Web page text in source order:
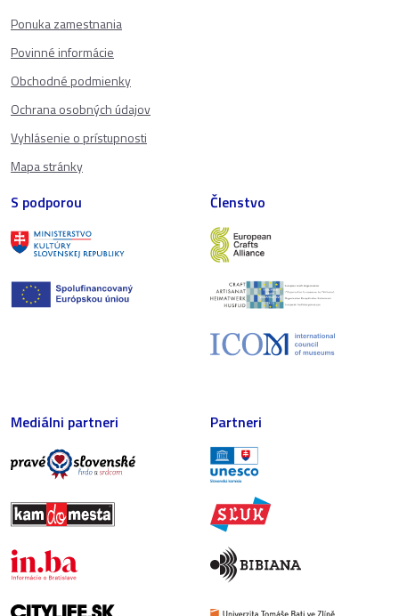
Ponuka zamestnania
Povinné informácie
Obchodné podmienky
Ochrana osobných údajov
Vyhlásenie o prístupnosti
Mapa stránky
S podporou Členstvo
Mediálni partneri Partneri